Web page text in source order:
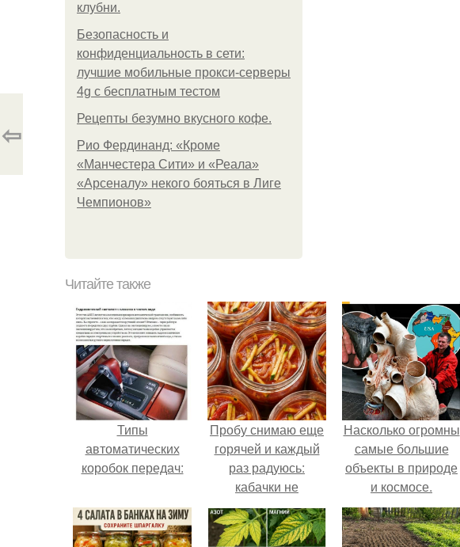
клубни.
Безопасность и
конфиденциальность в сети:
лучшие мобильные прокси-серверы
4g с бесплатным тестом
Рецепты безумно вкусного кофе.
Рио Фердинанд: «Кроме
«Манчестера Сити» и «Реала»
«Арсеналу» некого бояться в Лиге
Чемпионов»
⇦
Читайте также
Типы
автоматических
коробок передач:
Пробу снимаю еще
горячей и каждый
раз радуюсь:
кабачки не
развариваются, а
соус получается
Насколько огромны
самые большие
объекты в природе
и космосе.